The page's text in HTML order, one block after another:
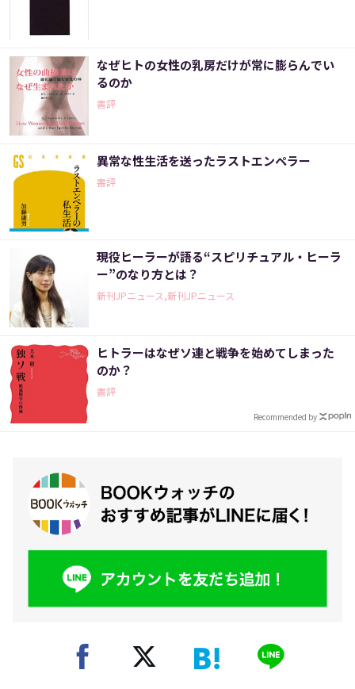
なぜヒトの女性の乳房だけが常に膨らんでい
るのか
書評
異常な性生活を送ったラストエンペラー
書評
現役ヒーラーが語る“スピリチュアル・ヒーラ
ー”のなり方とは？
新刊JPニュース,新刊JPニュース
ヒトラーはなぜソ連と戦争を始めてしまった
のか？
書評
Recommended by